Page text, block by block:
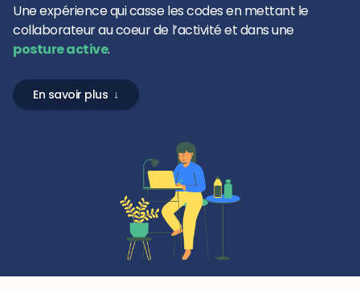
Une expérience qui casse les codes en mettant le
collaborateur au coeur de l’activité et dans une
posture active.
En savoir plus ↓